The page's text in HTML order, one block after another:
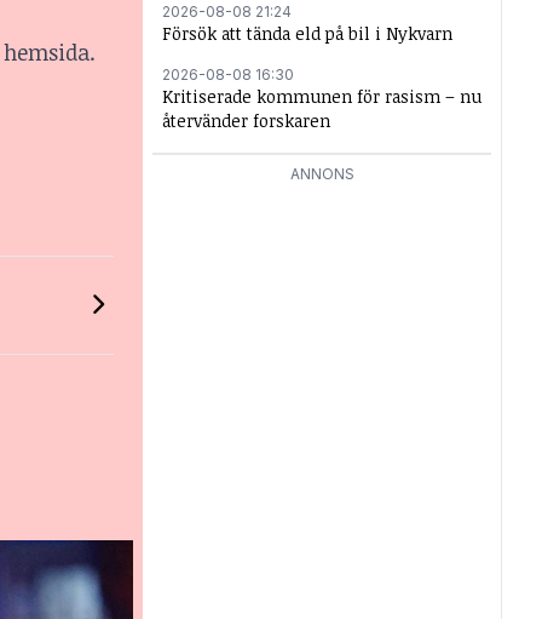
2026-08-08 21:24
Försök att tända eld på bil i Nykvarn
2026-08-08 16:30
Kritiserade kommunen för rasism – nu
återvänder forskaren
ANNONS